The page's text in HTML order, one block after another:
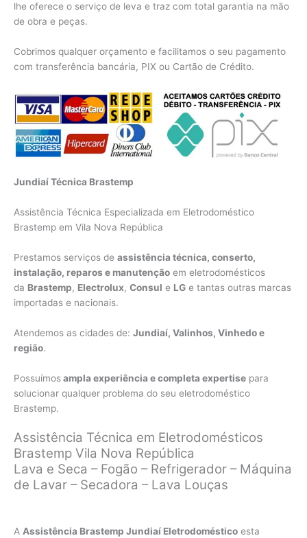
lhe oferece o serviço de leva e traz com total garantia na mão
de obra e peças.
Cobrimos qualquer orçamento e facilitamos o seu pagamento
com transferência bancária, PIX ou Cartão de Crédito.
Jundiaí Técnica Brastemp
Assistência Técnica Especializada em Eletrodoméstico
Brastemp em Vila Nova República
Prestamos serviços de assistência técnica, conserto,
instalação, reparos e manutenção em eletrodomésticos
da Brastemp, Electrolux, Consul e LG e tantas outras marcas
importadas e nacionais.
Atendemos as cidades de: Jundiaí, Valinhos, Vinhedo e
região.
Possuímosampla experiência e completa expertise para
solucionar qualquer problema do seu eletrodoméstico
Brastemp.
Assistência Técnica em Eletrodomésticos
Brastemp Vila Nova República
Lava e Seca – Fogão – Refrigerador – Máquina
de Lavar – Secadora – Lava Louças
A Assistência Brastemp Jundiaí Eletrodoméstico esta